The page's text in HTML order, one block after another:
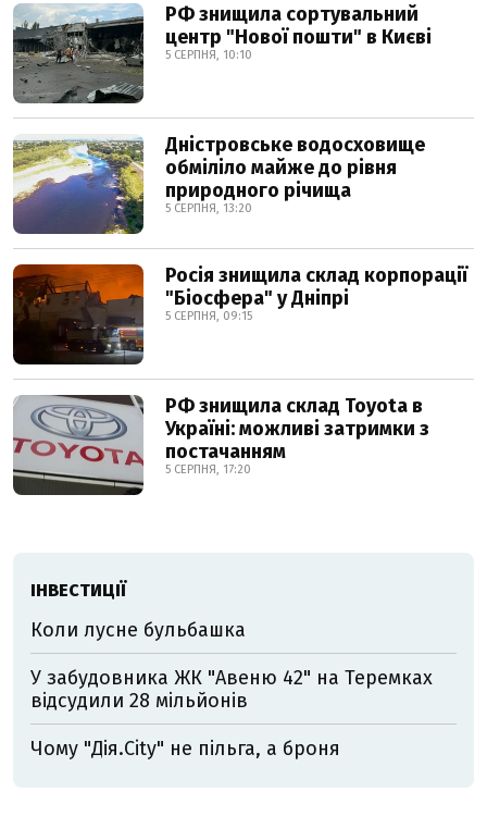
РФ знищила сортувальний
центр "Нової пошти" в Києві
5 СЕРПНЯ, 10:10
Дністровське водосховище
обміліло майже до рівня
природного річища
5 СЕРПНЯ, 13:20
Росія знищила склад корпорації
"Біосфера" у Дніпрі
5 СЕРПНЯ, 09:15
РФ знищила склад Toyota в
Україні: можливі затримки з
постачанням
5 СЕРПНЯ, 17:20
ІНВЕСТИЦІЇ
Коли лусне бульбашка
У забудовника ЖК "Авеню 42" на Теремках
відсудили 28 мільйонів
Чому "Дія.City" не пільга, а броня